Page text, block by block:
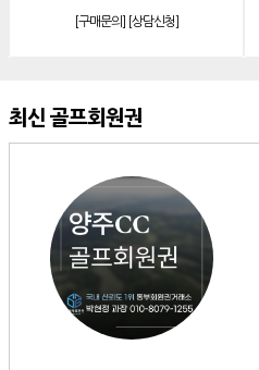
[골프]발리오스cc 회원권 종류
[리조트]소노호텔앤리조트 패밀리 등기 무기명
켄싱턴리조트 31평 등기 통합 회원권
[리조트] 빌라쥬드 아난티 기명 회원권
[리조트] 안토리조트 가든하우스 77평 등기 기명
[리조트] 소노호텔앤리조트 로얄 회원제 기명
소노호텔앤리조트 스위트 등기 기명
[구매문의] [상담신청]
최신 골프회원권